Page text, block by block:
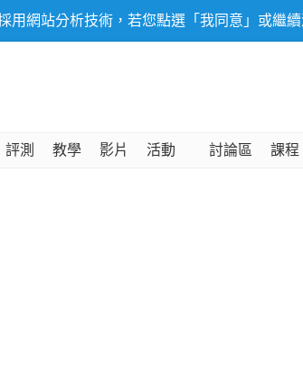
用網站分析技術，若您點選「我同意」或繼
評測 教學 影片 活動 討論區 課程